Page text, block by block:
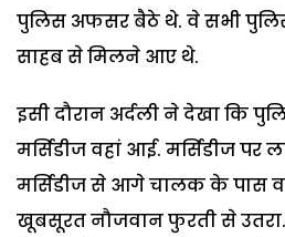
पुलिस अफसर बैठे थे. वे सभी
साहब से मिलने आए थे.
इसी दौरान अर्दली ने देखा कि
मर्सिडीज वहां आई. मर्सिडीज पर
मर्सिडीज से आगे चालक के पास
खूबसूरत नौजवान फुरती से